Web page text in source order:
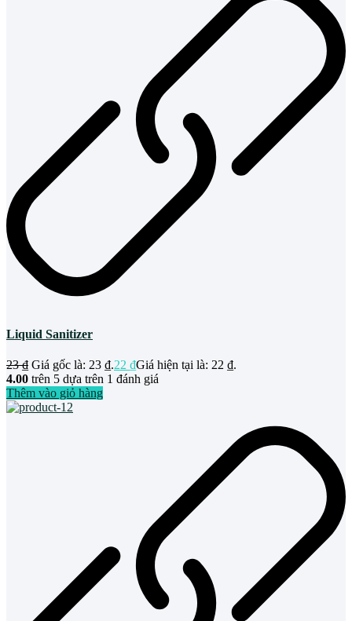
Liquid Sanitizer
23₫ Giá gốc là: 23 ₫.22 ₫Giá hiện tại là: 22 ₫.
4.00 trên 5 dựa trên 1 đánh giá
Thêm vào giỏ hàng